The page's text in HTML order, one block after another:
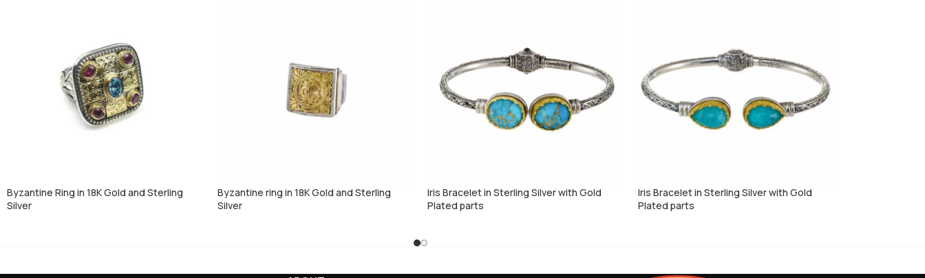
Byzantine Ring in 18K Gold and Sterling
Silver
Byzantine ring in 18K Gold and Sterling
Silver
Iris Bracelet in Sterling Silver with Gold
Plated parts
Iris Bracelet in Sterling Silver with Gold
Plated parts